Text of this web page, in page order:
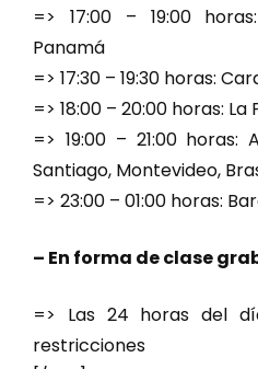
=> 17:00 – 19:00
Panamá
=> 17:30 – 19:30 horas:
=> 18:00 – 20:00 horas: La
=> 19:00 – 21:00 horas:
Santiago, Montevideo,
=> 23:00 – 01:00 horas:
– En forma de clase
=> Las 24 horas del
restricciones